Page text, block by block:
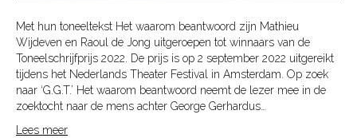
Met hun toneeltekst Het waarom beantwoord zijn Mathieu
Wijdeven en Raoul de Jong uitgeroepen tot winnaars van de
Toneelschrijfprijs 2022. De prijs is op 2 september 2022 uitgereikt
tijdens het Nederlands Theater Festival in Amsterdam. Op zoek
naar ‘G.G.T.’ Het waarom beantwoord neemt de lezer mee in de
zoektocht naar de mens achter George Gerhardus…
Lees meer